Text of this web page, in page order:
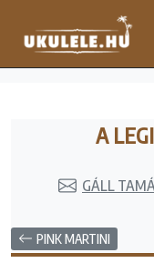
A
GÁLL
PINK MARTINI